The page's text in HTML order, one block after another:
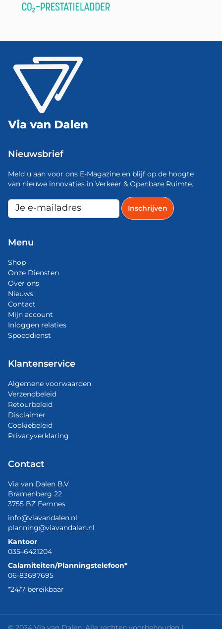
Nieuwsbrief
Meld u aan voor ons E-Magazine en blijf op de hoogte
van nieuwe innovaties in Verkeer & Openbare Ruimte.
Menu
Shop
Onze Diensten
Over ons
Nieuws
Contact
Mijn account
Inloggen relaties
Spoeddienst
Klantenservice
Algemene voorwaarden
Verzendbeleid
Retourbeleid
Disclaimer
Cookiebeleid
Privacyverklaring
Contact
Via van Dalen B.V.
Bramenberg 22
3755 BZ Eemnes
info@viavandalen.nl
planning@viavandalen.nl
Kantoor
035–6421204
Calamiteiten/Planningstelefoon*
06-83697695
*24/7 bereikbaar